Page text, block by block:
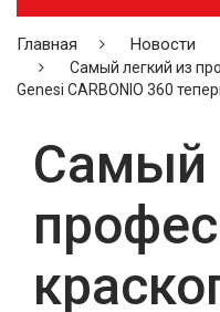
Главная Новости
Самый легкий из
Genesi CARBONIO 360
Самый